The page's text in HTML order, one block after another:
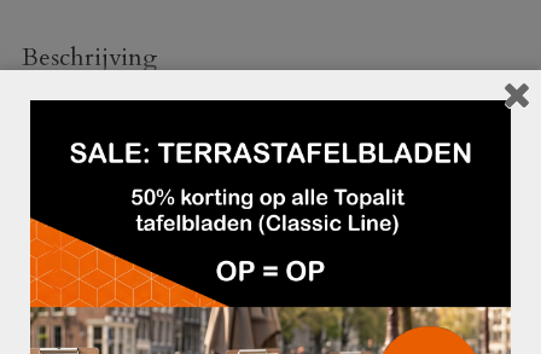
Beschrijving
110×70 cm
140×80 cm
Topcross: 30×30 cm
Hoogte: 72 cm
Kijk ook bij onzeMelamine tafelbladen !